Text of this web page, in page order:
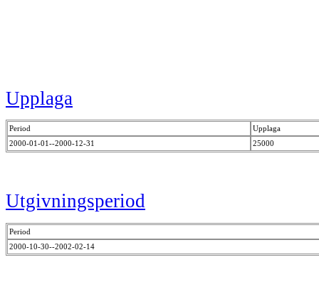
Upplaga
Period
Upplaga
2000-01-01--2000-12-31
25000
Utgivningsperiod
Period
2000-10-30--2002-02-14